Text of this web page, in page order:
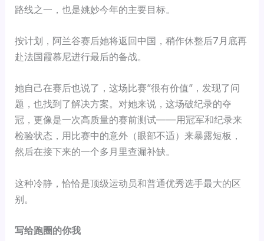
路线之一，也是姚妙今年的主要目标。
按计划，阿兰谷赛后她将返回中国，稍作休整后7月底再
赴法国霞慕尼进行最后的备战。
她自己在赛后也说了，这场比赛”很有价值”，发现了问
题，也找到了解决方案。对她来说，这场破纪录的夺
冠，更像是一次高质量的赛前测试——用冠军和纪录来
检验状态，用比赛中的意外（眼部不适）来暴露短板，
然后在接下来的一个多月里查漏补缺。
这种冷静，恰恰是顶级运动员和普通优秀选手最大的区
别。
写给跑圈的你我